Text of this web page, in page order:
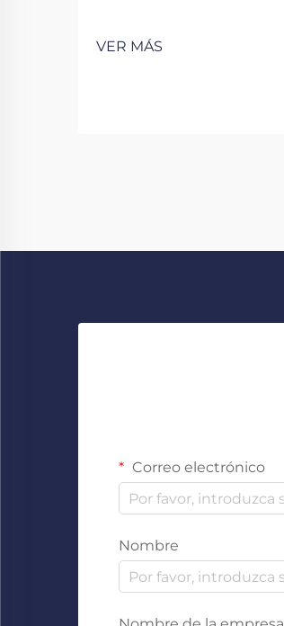
VER MÁS
Correo electrónico
Nombre